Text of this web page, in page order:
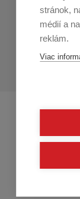
osoby staršie
stránok,
médií a
reklám.
Viac